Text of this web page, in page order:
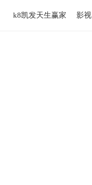
影视
k8凯发天生赢家